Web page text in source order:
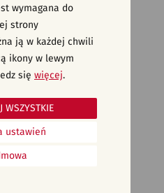
wymagana do
strony
ją w każdej chwili
ikony w lewym
się więcej.
ustawień
WSZYSTKIE